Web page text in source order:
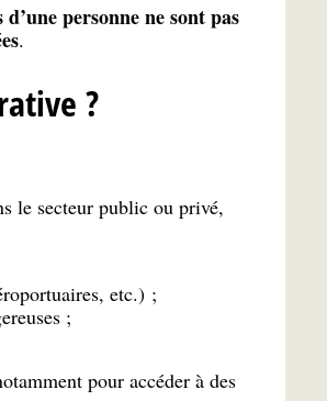
personne ne sont pas
.
?
le secteur public ou privé,
etc.) ;
;
pour accéder à des